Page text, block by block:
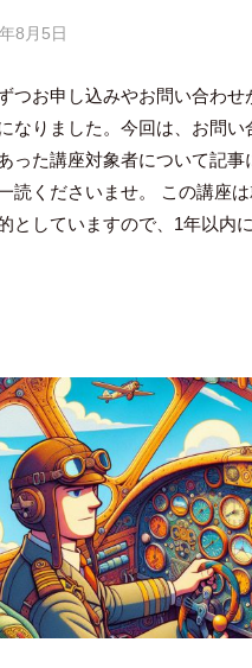
8月5日
吉
田
豪
つお申し込みやお問い合わせ
なりました。今回は、お問い
った講座対象者について記事
読くださいませ。 この講座
としていますので、1年以内